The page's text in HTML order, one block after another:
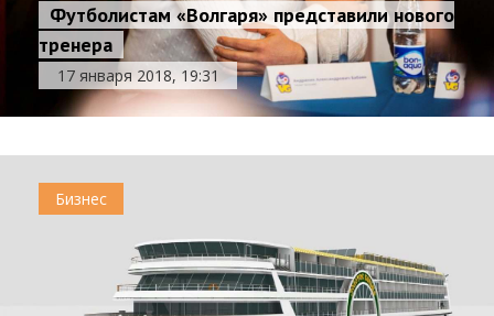
Футболистам «Волгаря» представили нового
тренера
17 января 2018, 19:31
Бизнес